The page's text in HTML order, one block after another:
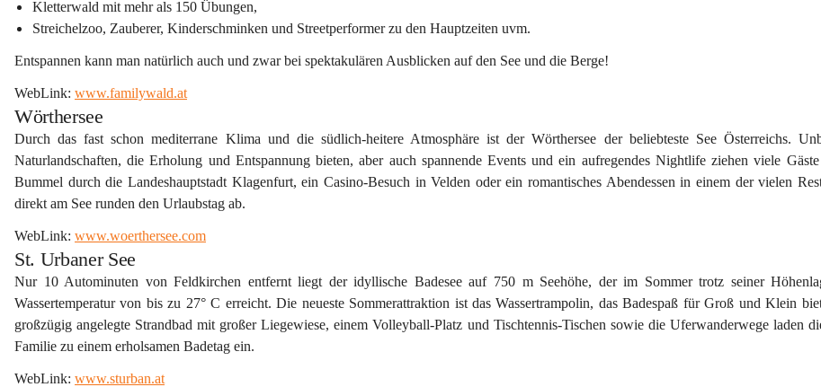
Kletterwald mit mehr als 150 Übungen,
Streichelzoo, Zauberer, Kinderschminken und Streetperformer zu den Hauptzeiten uvm.
Entspannen kann man natürlich auch und zwar bei spektakulären Ausblicken auf den See und die Berge!
WebLink: www.familywald.at
Wörthersee
Durch das fast schon mediterrane Klima und die südlich-heitere Atmosphäre ist der Wörthersee der beliebteste See Österreichs.
Naturlandschaften, die Erholung und Entspannung bieten, aber auch spannende Events und ein aufregendes Nightlife ziehen viele
Bummel durch die Landeshauptstadt Klagenfurt, ein Casino-Besuch in Velden oder ein romantisches Abendessen in einem der vielen
direkt am See runden den Urlaubstag ab.
WebLink: www.woerthersee.com
St. Urbaner See
Nur 10 Autominuten von Feldkirchen entfernt liegt der idyllische Badesee auf 750 m Seehöhe, der im Sommer trotz seiner
Wassertemperatur von bis zu 27° C erreicht. Die neueste Sommerattraktion ist das Wassertrampolin, das Badespaß für Groß und Klein
großzügig angelegte Strandbad mit großer Liegewiese, einem Volleyball-Platz und Tischtennis-Tischen sowie die Uferwanderwege laden
Familie zu einem erholsamen Badetag ein.
WebLink: www.sturban.at